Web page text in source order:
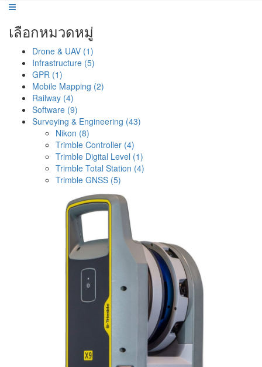
เลือกหมวดหมู่
Drone & UAV (1)
Infrastructure (5)
GPR (1)
Mobile Mapping (2)
Railway (4)
Software (9)
Surveying & Engineering (43)
Nikon (8)
Trimble Controller (4)
Trimble Digital Level (1)
Trimble Total Station (4)
Trimble GNSS (5)